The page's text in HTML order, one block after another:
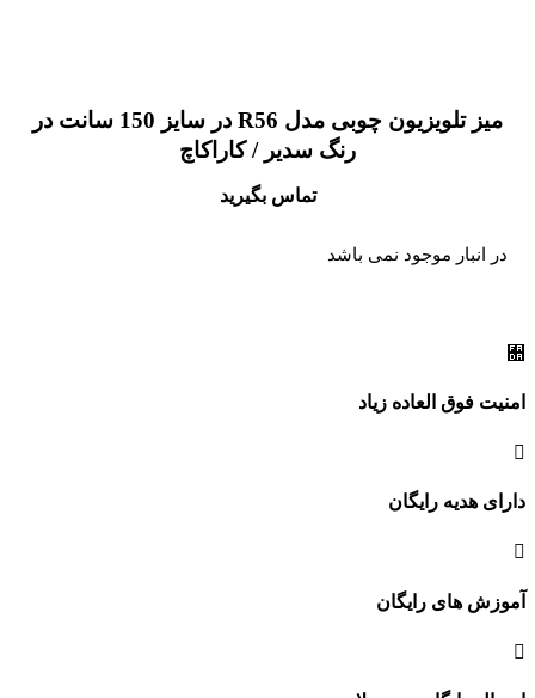
میز تلویزیون چوبی مدل R56 در سایز 150 سانت در
رنگ سدیر / کاراکاچ
تماس بگیرید
در انبار موجود نمی باشد
امنیت فوق العاده زیاد
دارای هدیه رایگان
آموزش های رایگان